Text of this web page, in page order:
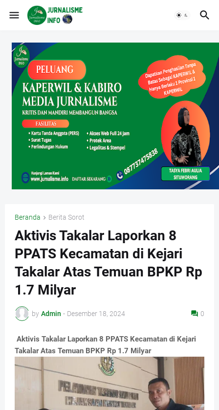
Beranda Berita Sorot
Aktivis Takalar Laporkan 8
PPATS Kecamatan di Kejari
Takalar Atas Temuan BPKP Rp
1.7 Milyar
by Admin - Desember 18, 2024 0
Aktivis Takalar Laporkan 8 PPATS Kecamatan di Kejari
Takalar Atas Temuan BPKP Rp 1.7 Milyar